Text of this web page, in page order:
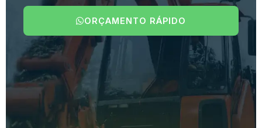
ORÇAMENTO RÁPIDO